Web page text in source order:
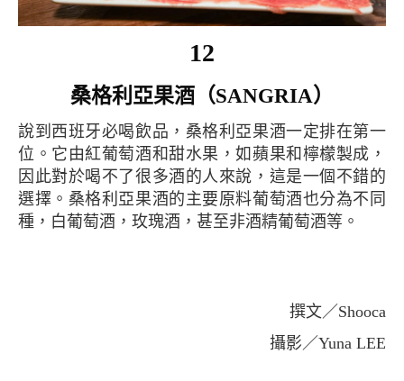
12
桑格利亞果酒（SANGRIA）
說到西班牙必喝飲品，桑格利亞果酒一定排在第一
位。它由紅葡萄酒和甜水果，如蘋果和檸檬製成，
因此對於喝不了很多酒的人來說，這是一個不錯的
選擇。桑格利亞果酒的主要原料葡萄酒也分為不同
種，白葡萄酒，玫瑰酒，甚至非酒精葡萄酒等。
撰文／Shooca
攝影／Yuna LEE